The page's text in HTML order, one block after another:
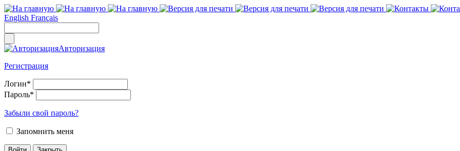
English Français
Авторизация
Регистрация
Логин*
Пароль*
Забыли свой пароль?
Запомнить меня